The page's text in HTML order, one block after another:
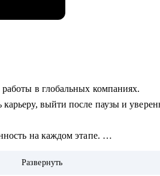
в глобальных компаниях.
выйти после паузы и
на каждом этапе.
и мире;
Развернуть